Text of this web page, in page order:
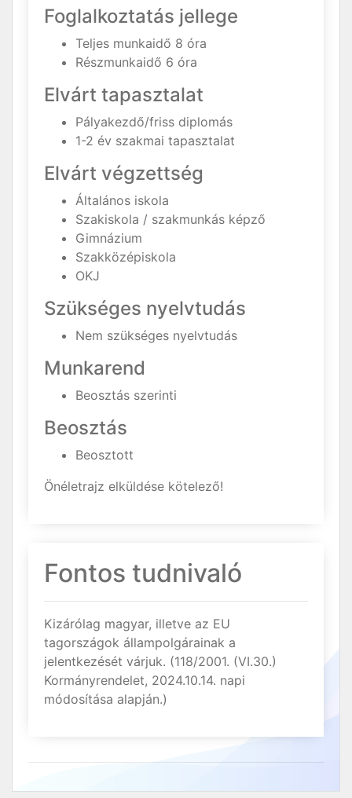
Foglalkoztatás jellege
Teljes munkaidő 8 óra
Részmunkaidő 6 óra
Elvárt tapasztalat
Pályakezdő/friss diplomás
1-2 év szakmai tapasztalat
Elvárt végzettség
Általános iskola
Szakiskola / szakmunkás képző
Gimnázium
Szakközépiskola
OKJ
Szükséges nyelvtudás
Nem szükséges nyelvtudás
Munkarend
Beosztás szerinti
Beosztás
Beosztott
Önéletrajz elküldése kötelező!
Fontos tudnivaló
Kizárólag magyar, illetve az EU
tagországok állampolgárainak a
jelentkezését várjuk. (118/2001. (VI.30.)
Kormányrendelet, 2024.10.14. napi
módosítása alapján.)